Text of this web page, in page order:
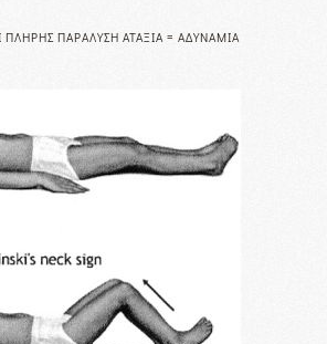
ΠΑΡΆΛΥΣΗ ΑΤΑΞΊΑ = ΑΔΥΝΑΜΊΑ